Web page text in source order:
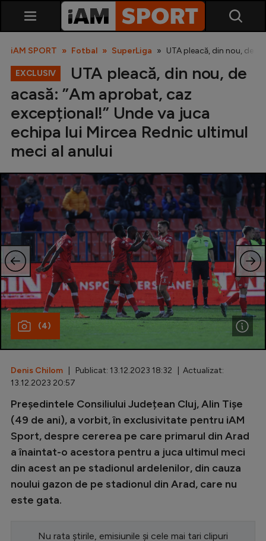
SuperLiga
Liga 2
Cupa României
Echipa Națională
U21
Fotbal feminin
Special
Diverse
Inedit
Clasamente
Champions League
Europa League
Conference League
CM 2026
iAM SPORT Fotbal SuperLiga UTA pleacă, din nou, de
EXCLUSIV
UTA pleacă, din nou, de
acasă: ”Am aprobat, caz
excepțional!” Unde va juca
echipa lui Mircea Rednic ultimul
meci al anului
(4)
Denis Chilom | Publicat: 13.12.2023 18:32 | Actualizat:
13.12.2023 20:57
Președintele Consiliului Județean Cluj, Alin Tișe
(49 de ani), a vorbit, în exclusivitate pentru iAM
Sport, despre cererea pe care primarul din Arad
a înaintat-o acestora pentru a juca ultimul meci
din acest an pe stadionul ardelenilor, din cauza
noului gazon de pe stadionul din Arad, care nu
este gata.
Nu rata știrile, emisiunile și cele mai tari clipuri